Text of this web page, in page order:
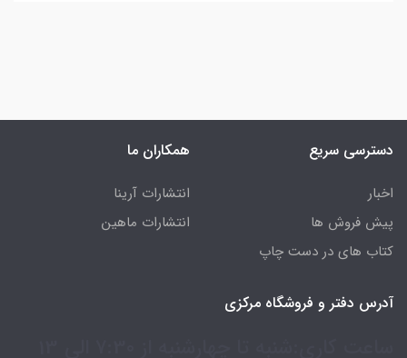
دسترسی سریع
اخبار
پیش فروش ها
کتاب های در دست چاپ
همکاران ما
انتشارات آرینا
انتشارات ماهین
آدرس دفتر و فروشگاه مرکزی